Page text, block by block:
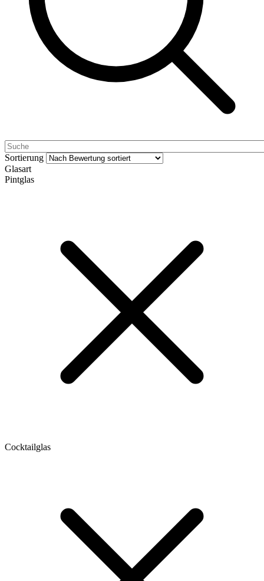
Sortierung
Glasart
Pintglas
Cocktailglas